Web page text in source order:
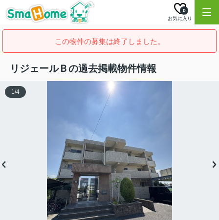
お気に入り
0
この物件の募集は終了しました。
リジェールＢの過去掲載物件情報
1/4